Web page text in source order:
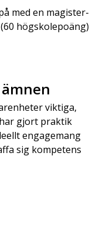
med en magister-
högskolepoäng)
viktiga,
gjort praktik
engagemang
sig kompetens